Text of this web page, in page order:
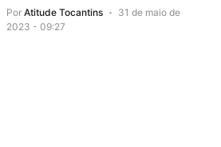
Por Atitude Tocantins
31 de maio de
2023 - 09:27